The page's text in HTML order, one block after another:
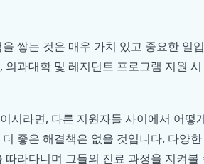
쌓는 것은 매우 가치 있고 중요한 일
의과대학 및 레지던트 프로그램 지원
시라면, 다른 지원자들 사이에서 어떻
좋은 해결책은 없을 것입니다. 다양
라다니며 그들의 진료 과정을 지켜